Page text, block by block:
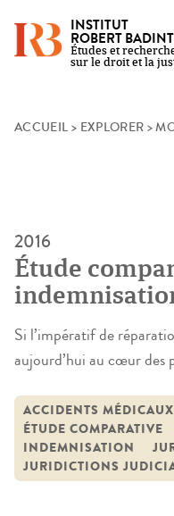
Skip
INSTITUT
ROBERT
Études et
sur le droit et la
ACCUEIL > EXPLORER >
2016
Étude
corporels
juridictions
matière
Si l’impératif de
aujourd’hui au cœur des
n’avait jusqu’alors été
indemnisations
et les juridictions
pourtant double :–
ACCIDENTS
ÉTUDE COMPARATIVE
INDEMNISATION
JURIDICTIONS